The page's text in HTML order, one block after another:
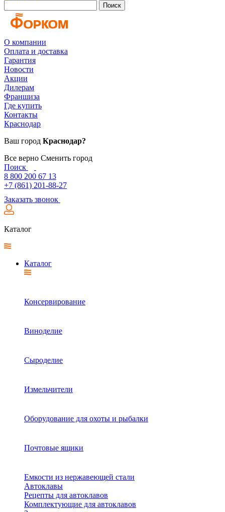
Поиск
О компании
Оплата и доставка
Гарантия
Новости
Акции
Дилерам
Франшиза
Где купить
Контакты
Краснодар
Ваш город Краснодар?
Все верно Сменить город
Поиск
8 800 200 67 13
+7 (861) 201-88-27
Заказать звонок
Каталог
Каталог
Консервирование
Виноделие
Сыроделие
Измельчители
Оборудование для охоты и рыбалки
Почтовые ящики
Емкости из нержавеющей стали
Автоклавы
Рецепты для автоклавов
Комплектующие для автоклавов